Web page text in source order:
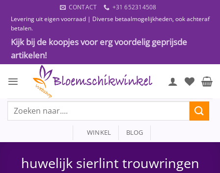
naar
inhoud
CONTACT
+31 652314508
Levering uit eigen voorraad | Diverse betaalmogelijkheden, ook achteraf
betalen.
Kijk bij de koopjes voor erg voordelig geprijsde
artikelen!
Zoeken
WINKEL BLOG
huwelijk sierlint trouwringen